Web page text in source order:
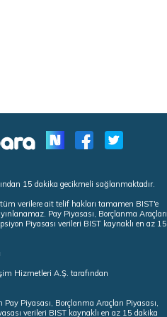
15 dakika gecikmeli sağlanmaktadır.
verilere ait telif hakları tamamen BIST'e
Pay Piyasası, Borçlanma Araçları
Piyasası verileri BIST kaynaklı en az 15
Hizmetleri A.Ş. tarafından
Piyasası, Borçlanma Araçları Piyasası,
verileri BIST kaynaklı en az 15 dakika